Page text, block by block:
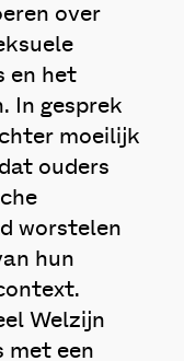
over
en het
In gesprek
moeilijk
ouders
worstelen
hun
Welzijn
met een